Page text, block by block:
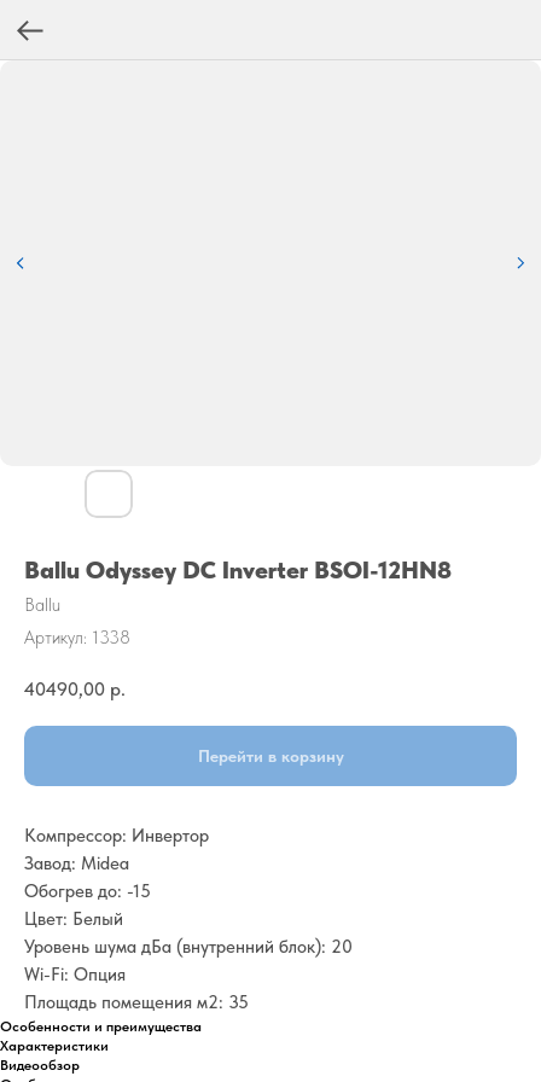
Ballu Odyssey DC Inverter BSOI-12HN8
Ballu
Артикул: 1338
40490,00 р.
Перейти в корзину
Компрессор: Инвертор
Завод: Midea
Обогрев до: -15
Цвет: Белый
Уровень шума дБа (внутренний блок): 20
Wi-Fi: Опция
Площадь помещения м2: 35
Особенности и преимущества
Характеристики
Видеообзор